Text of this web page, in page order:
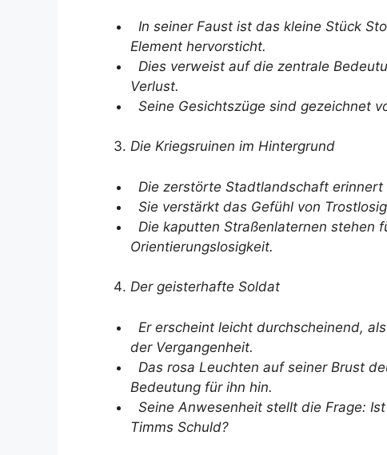
In seiner Faust ist das kleine Stück
Element hervorsticht.
Dies verweist auf die zentrale
Verlust.
Seine Gesichtszüge sind gezeichnet
Die Kriegsruinen im Hintergrund
Die zerstörte Stadtlandschaft
Sie verstärkt das Gefühl von
Die kaputten Straßenlaternen stehen
Orientierungslosigkeit.
Der geisterhafte Soldat
Er erscheint leicht durchscheinend,
der Vergangenheit.
Das rosa Leuchten auf seiner Brust
Bedeutung für ihn hin.
Seine Anwesenheit stellt die Frage:
Timms Schuld?